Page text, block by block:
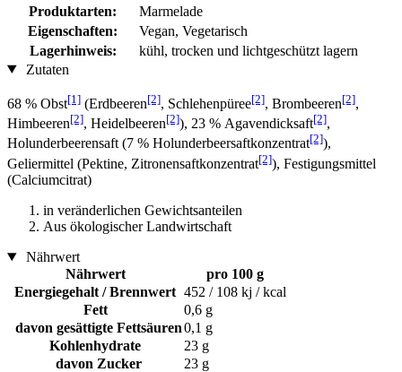
Produktarten:
Marmelade
Eigenschaften:
Vegan, Vegetarisch
Lagerhinweis:
kühl, trocken und lichtgeschützt lagern
Zutaten
68 % Obst[1] (Erdbeeren[2], Schlehenpüree[2], Brombeeren[2],
Himbeeren[2], Heidelbeeren[2]), 23 % Agavendicksaft[2],
Holunderbeerensaft (7 % Holunderbeersaftkonzentrat[2]),
Geliermittel (Pektine, Zitronensaftkonzentrat[2]), Festigungsmittel
(Calciumcitrat)
in veränderlichen Gewichtsanteilen
Aus ökologischer Landwirtschaft
Nährwert
Nährwert
pro 100 g
Energiegehalt / Brennwert 452 / 108 kj / kcal
Fett
0,6 g
davon gesättigte Fettsäuren0,1 g
Kohlenhydrate
23 g
davon Zucker
23 g